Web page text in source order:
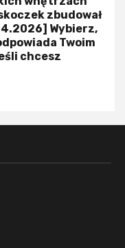
zbudował
Wybierz,
Twoim
chcesz